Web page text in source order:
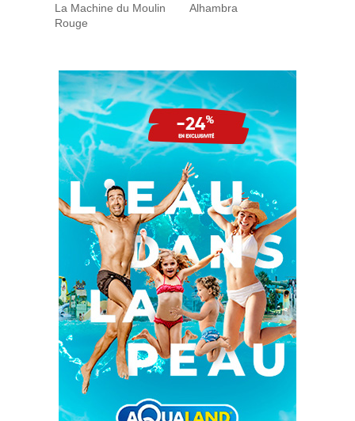
La Machine du Moulin
Rouge
Alhambra